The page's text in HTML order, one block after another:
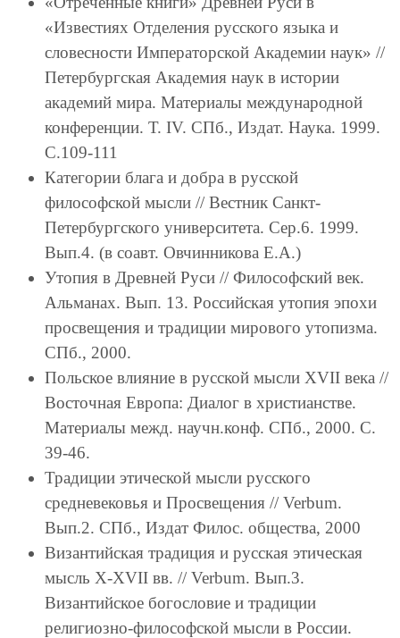
«Известиях Отделения русского языка и
словесности Императорской Академии наук» //
Петербургская Академия наук в истории
академий мира. Материалы международной
конференции. Т. IV. СПб., Издат. Наука. 1999.
С.109-111
Категории блага и добра в русской
философской мысли // Вестник Санкт-
Петербургского университета. Сер.6. 1999.
Вып.4. (в соавт. Овчинникова Е.А.)
Утопия в Древней Руси // Философский век.
Альманах. Вып. 13. Российская утопия эпохи
просвещения и традиции мирового утопизма.
СПб., 2000.
Польское влияние в русской мысли XVII века //
Восточная Европа: Диалог в христианстве.
Материалы межд. научн.конф. СПб., 2000. С.
39-46.
Традиции этической мысли русского
средневековья и Просвещения // Verbum.
Вып.2. СПб., Издат Филос. общества, 2000
Византийская традиция и русская этическая
мысль X-XVII вв. // Verbum. Вып.3.
Византийское богословие и традиции
религиозно-философской мысли в России.